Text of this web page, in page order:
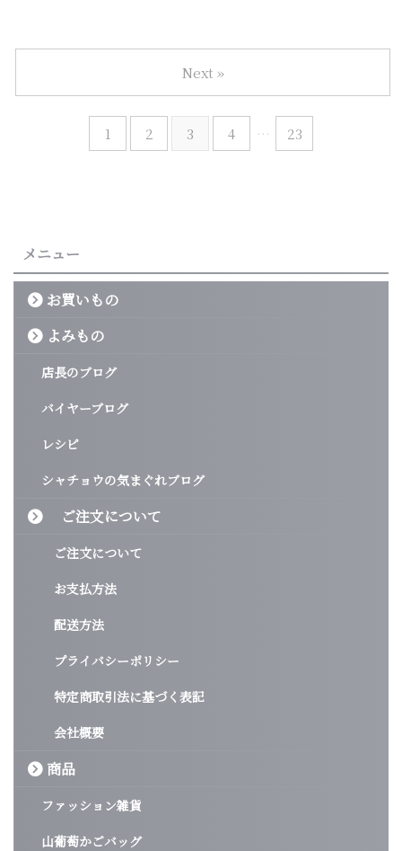
1 2 3 4 … 23
Next »
メニュー
お買いもの
よみもの
店長のブログ
バイヤーブログ
レシピ
シャチョウの気まぐれブログ
ご注文について
ご注文について
お支払方法
配送方法
プライバシーポリシー
特定商取引法に基づく表記
会社概要
商品
ファッション雑貨
山葡萄かごバッグ